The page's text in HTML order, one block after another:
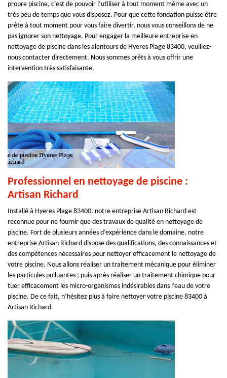
propre piscine, c’est de pouvoir l’utiliser à tout moment même avec un
très peu de temps que vous disposez. Pour que cette fondation puisse être
prête à tout moment pour vous faire divertir, nous vous conseillons de ne
pas ignorer son nettoyage. Pour engager la meilleure entreprise en
nettoyage de piscine dans les alentours de Hyeres Plage 83400, veuillez-
nous contacter directement. Nous sommes prêts à vous offrir une
intervention très satisfaisante.
Professionnel en nettoyage de piscine :
Artisan Richard
Installé à Hyeres Plage 83400, notre entreprise Artisan Richard est
reconnue pour ne fournir que des travaux de qualité en nettoyage de
piscine. Fort de plusieurs années d’expérience dans le domaine, notre
entreprise Artisan Richard dispose des qualifications, des connaissances et
des compétences nécessaires pour nettoyer efficacement le nettoyage de
votre piscine. Nous allons réaliser un traitement mécanique pour éliminer
les particules polluantes ; puis après réaliser un traitement chimique pour
tuer efficacement les micro-organismes indésirables dans l’eau de votre
piscine. De ce fait, n’hésitez plus à faire nettoyer votre piscine 83400 à
Artisan Richard.